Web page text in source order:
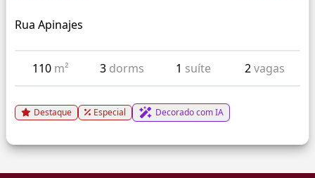
Rua Apinajes
110 m² 3 dorms 1 suíte 2vagas
Destaque Especial Decorado com IA